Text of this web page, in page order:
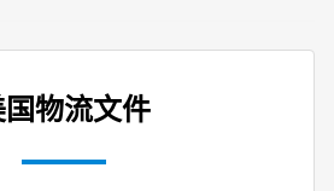
物流文件